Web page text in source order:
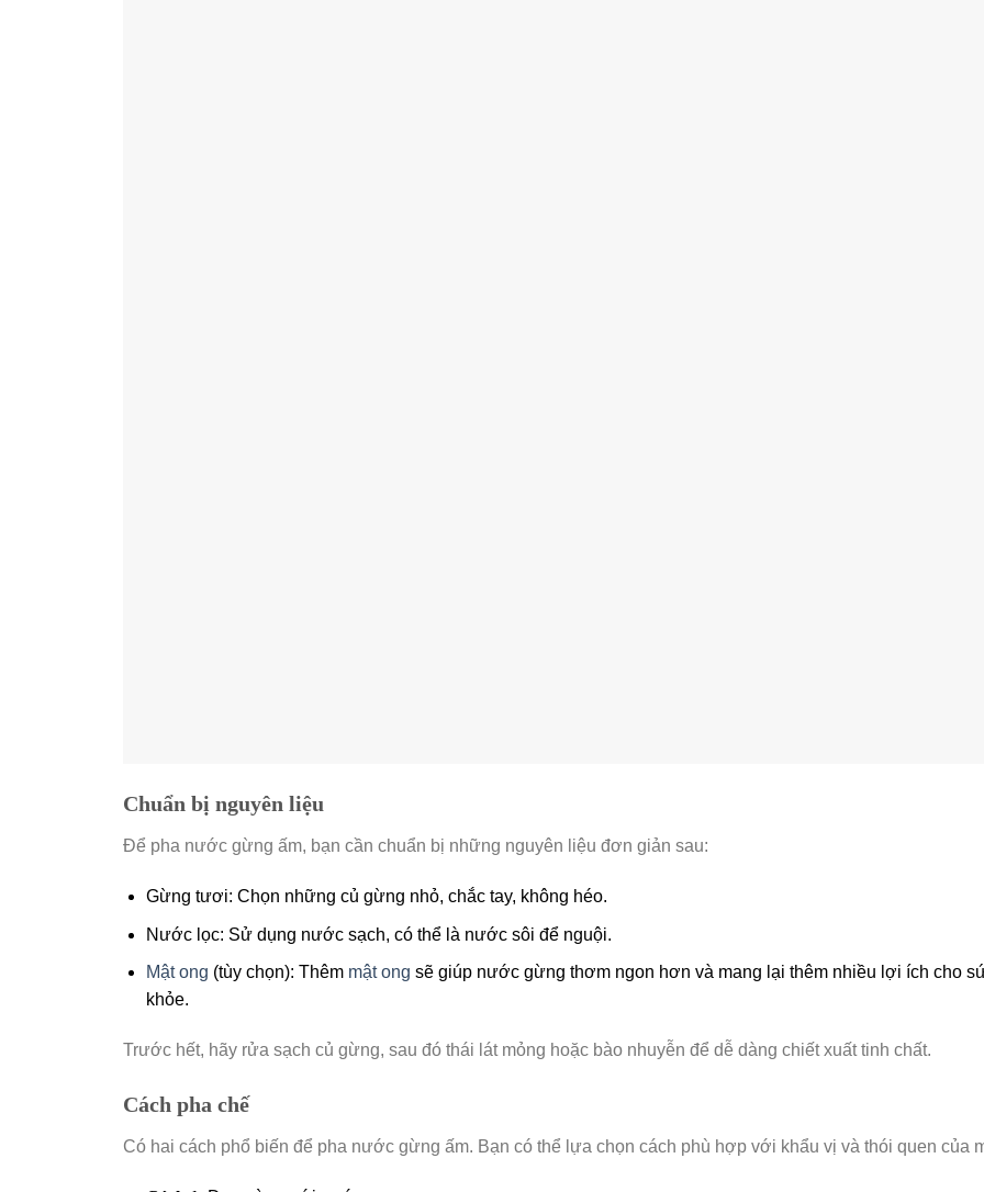
Chuẩn bị nguyên liệu
Để pha nước gừng ấm, bạn cần chuẩn bị những nguyên liệu đơn giản sau:
Gừng tươi: Chọn những củ gừng nhỏ, chắc tay, không héo.
Nước lọc: Sử dụng nước sạch, có thể là nước sôi để nguội.
Mật ong (tùy chọn): Thêm mật ong sẽ giúp nước gừng thơm ngon hơn và mang lại thêm nhiều lợi ích cho
khỏe.
Trước hết, hãy rửa sạch củ gừng, sau đó thái lát mỏng hoặc bào nhuyễn để dễ dàng chiết xuất tinh chất.
Cách pha chế
Có hai cách phổ biến để pha nước gừng ấm. Bạn có thể lựa chọn cách phù hợp với khẩu vị và thói quen của